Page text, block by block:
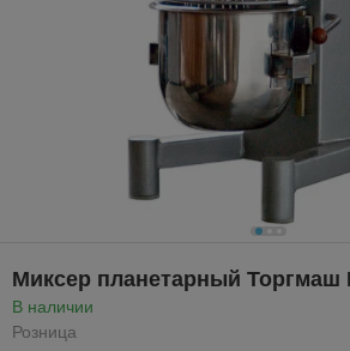
Миксер планетарный Торгмаш
В наличии
Розница